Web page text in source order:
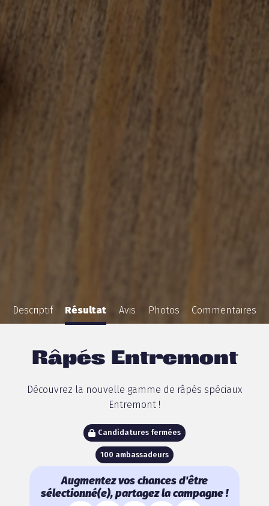
Descriptif Résultat Avis Photos Commentaires
Râpés Entremont
Découvrez la nouvelle gamme de râpés spéciaux
Entremont !
Candidatures fermées
100 ambassadeurs
Augmentez vos chances d'être
sélectionné(e), partagez la campagne !